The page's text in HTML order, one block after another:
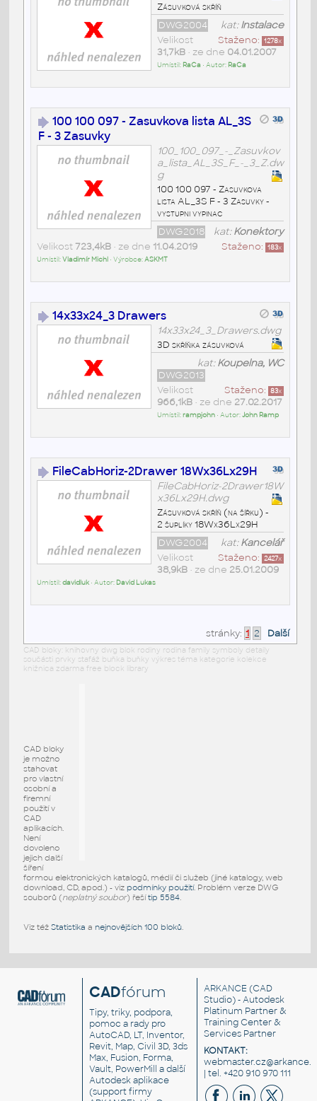
Zásuvková skříň
kat:Instalace
DWG2004
Staženo: 1278x
Velikost
31,7kB• ze dne 04.01.2007
Umístil: RaCa • Autor: RaCa
100 100 097 - Zasuvkova lista AL_3S
F - 3 Zasuvky
100_100_097_-_Zasuvkov
a_lista_AL_3S_F_-_3_Z.dw
g
100 100 097 - Zasuvkova
lista AL_3S F - 3 Zasuvky -
vystupni vypinac
kat:Konektory
DWG2018
Staženo: 183x
Velikost 723,4kB• ze dne 11.04.2019
Umístil:Vladimír Michl • Výrobce:ASKMT
14x33x24_3 Drawers
14x33x24_3_Drawers.dwg
3D skříňka zásuvková
kat:Koupelna, WC
DWG2013
Staženo: 83x
Velikost
966,1kB• ze dne 27.02.2017
Umístil:rampjohn• Autor:John Ramp
FileCabHoriz-2Drawer 18Wx36Lx29H
FileCabHoriz-2Drawer18W
x36Lx29H.dwg
Zásuvková skříň (na šířku) -
2 šuplíky 18Wx36Lx29H
kat:Kancelář
DWG2004
Staženo: 2427x
Velikost
38,9kB• ze dne 25.01.2009
Umístil:davidluk• Autor: David Lukas
stránky: 1 2 Další
CAD bloky: knihovny dwg blok rodiny rodina family symboly detaily
součásti prvky stafáž buňka buňky výkres téma kategorie kolekce
knižnica zdarma free block library
CAD bloky
je možno
stahovat
pro vlastní
osobní a
firemní
použití v
CAD
aplikacích.
Není
dovoleno
jejich další
šíření
formou elektronických katalogů, médií či služeb (jiné katalogy, web
download, CD, apod.) - viz podmínky použití. Problém verze DWG
souborů (neplatný soubor) řešítip 5584.
Viz též Statistika a nejnovějších 100 bloků.
CADfórum
Tipy, triky, podpora,
pomoc a rady pro
AutoCAD, LT, Inventor,
Revit, Map, Civil 3D, 3ds
Max, Fusion, Forma,
Vault, PowerMill a další
Autodesk aplikace
(support firmy
ARKANCE (CAD
Studio) - Autodesk
Platinum Partner &
Training Center &
Services Partner
KONTAKT:
| tel. +420 910 970 111